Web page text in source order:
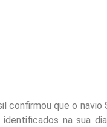
confirmou que o
na sua